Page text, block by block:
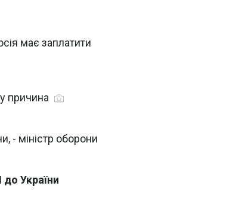
має заплатити
причина
- міністр оборони
України